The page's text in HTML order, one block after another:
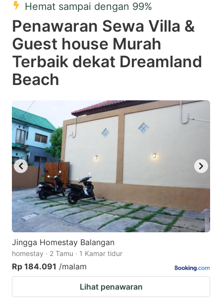
select
a
date.
Press
the
question
key
to
get
the
keyboard
shortcuts
for
changing
dates.
select
a
date.
Press
mark
key
to
the
shortcuts
for
changing
dates.
Hemat sampai dengan 99%
Penawaran Sewa Villa &
Guest house Murah
Terbaik dekat Dreamland
Beach
Jingga Homestay Balangan
homestay · 2 Tamu · 1 Kamar tidur
Rp 184.091 /malam
Lihat penawaran